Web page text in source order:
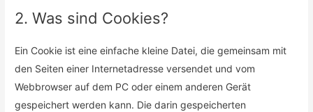
2. Was sind Cookies?
Ein Cookie ist eine einfache kleine Datei, die gemeinsam mit
den Seiten einer Internetadresse versendet und vom
Webbrowser auf dem PC oder einem anderen Gerät
gespeichert werden kann. Die darin gespeicherten